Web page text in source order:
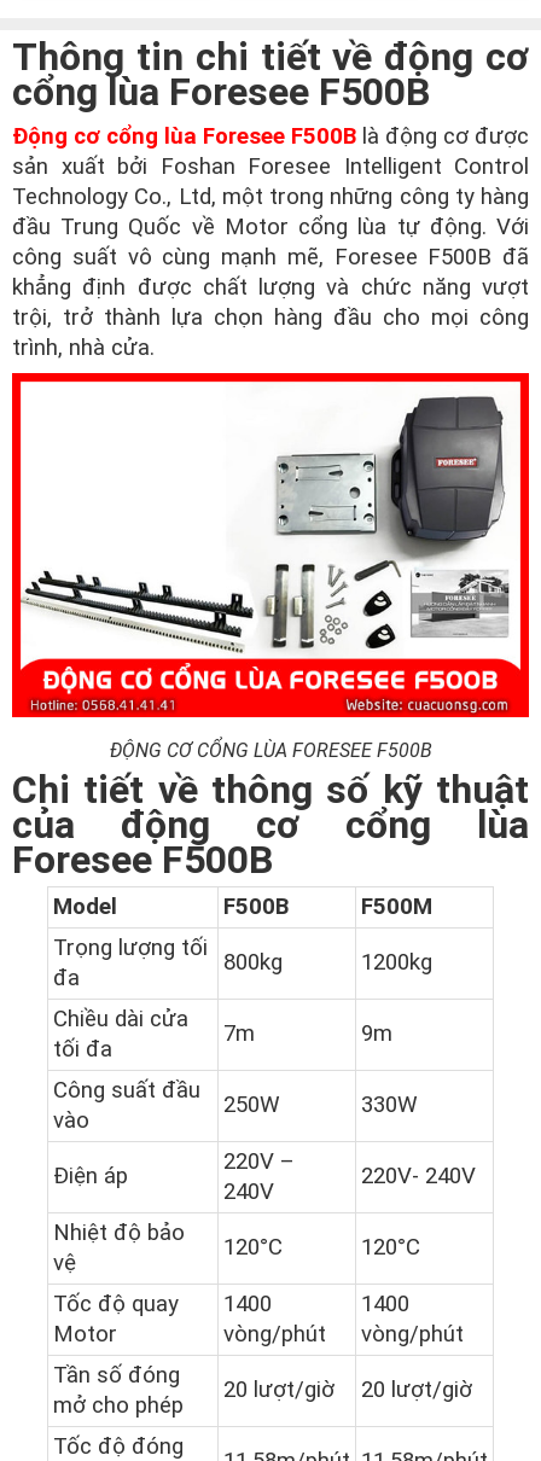
Thông tin chi tiết về động cơ
cổng lùa Foresee F500B
Động cơ cổng lùa Foresee F500B là động cơ được
sản xuất bởi Foshan Foresee Intelligent Control
Technology Co., Ltd, một trong những công ty hàng
đầu Trung Quốc về Motor cổng lùa tự động. Với
công suất vô cùng mạnh mẽ, Foresee F500B đã
khẳng định được chất lượng và chức năng vượt
trội, trở thành lựa chọn hàng đầu cho mọi công
trình, nhà cửa.
ĐỘNG CƠ CỔNG LÙA FORESEE F500B
Chi tiết về thông số kỹ thuật
của động cơ cổng lùa
Foresee F500B
Model F500B
F500M
Trọng lượng tối
đa
800kg 1200kg
Chiều dài cửa
tối đa
7m 9m
Công suất đầu
vào
250W 330W
Điện áp
220V –
240V
220V- 240V
Nhiệt độ bảo
vệ
120°C 120°C
Tốc độ quay
Motor
1400
vòng/phút
1400
vòng/phút
Tần số đóng
mở cho phép
20 lượt/giờ 20 lượt/giờ
Tốc độ đóng